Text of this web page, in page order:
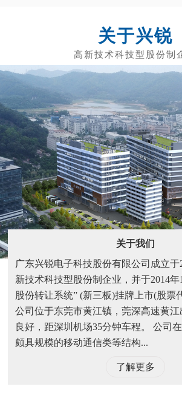
关于兴锐
关于我们
广东兴锐电子科技股份有限公司成立于
新技术科技型股份制企业，并于2014年
股份转让系统” (新三板)挂牌上市(股票
公司位于东莞市黄江镇，莞深高速黄江
良好，距深圳机场35分钟车程。 公司
颇具规模的移动通信类等结构...
了解更多